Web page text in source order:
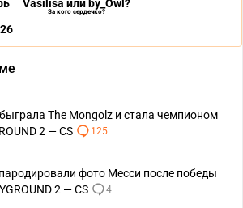
Vasilisa или by_Owl?
За кого сердечко?
The Mongolz и стала чемпионом
2 — CS
125
фото Месси после победы
2 — CS
4